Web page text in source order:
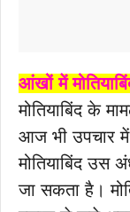
आंखों में
मोतियाबिंद के
आज भी उपचार
मोतियाबिंद उस
जा सकता है।